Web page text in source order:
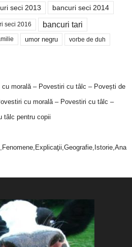
seci 2013 bancuri seci 2014
seci 2016 bancuri tari
umor negru vorbe de duh
morală – Povestiri cu tâlc – Povești de
cu morală – Povestiri cu tâlc –
tâlc pentru copii